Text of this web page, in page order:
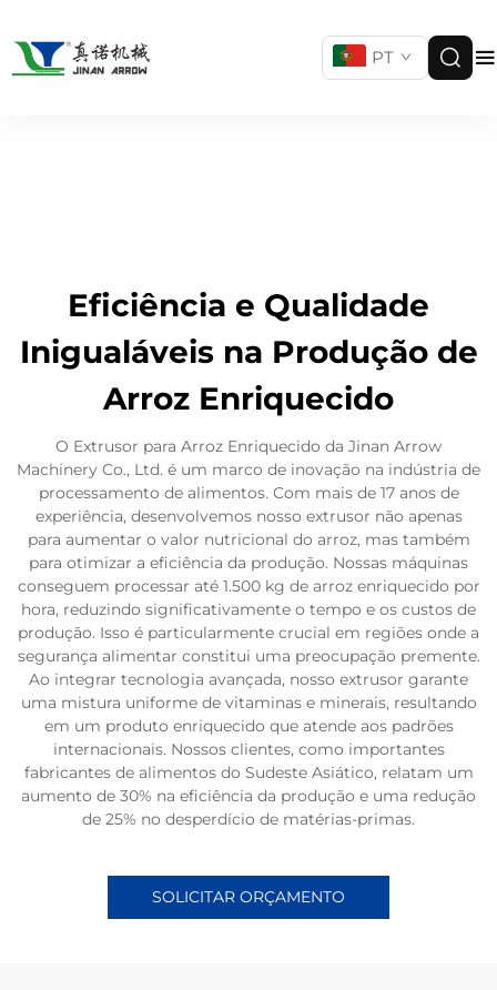
PT
Eficiência e Qualidade
Inigualáveis na Produção de
Arroz Enriquecido
O Extrusor para Arroz Enriquecido da Jinan Arrow
Machinery Co., Ltd. é um marco de inovação na indústria de
processamento de alimentos. Com mais de 17 anos de
experiência, desenvolvemos nosso extrusor não apenas
para aumentar o valor nutricional do arroz, mas também
para otimizar a eficiência da produção. Nossas máquinas
conseguem processar até 1.500 kg de arroz enriquecido por
hora, reduzindo significativamente o tempo e os custos de
produção. Isso é particularmente crucial em regiões onde a
segurança alimentar constitui uma preocupação premente.
Ao integrar tecnologia avançada, nosso extrusor garante
uma mistura uniforme de vitaminas e minerais, resultando
em um produto enriquecido que atende aos padrões
internacionais. Nossos clientes, como importantes
fabricantes de alimentos do Sudeste Asiático, relatam um
aumento de 30% na eficiência da produção e uma redução
de 25% no desperdício de matérias-primas.
SOLICITAR ORÇAMENTO